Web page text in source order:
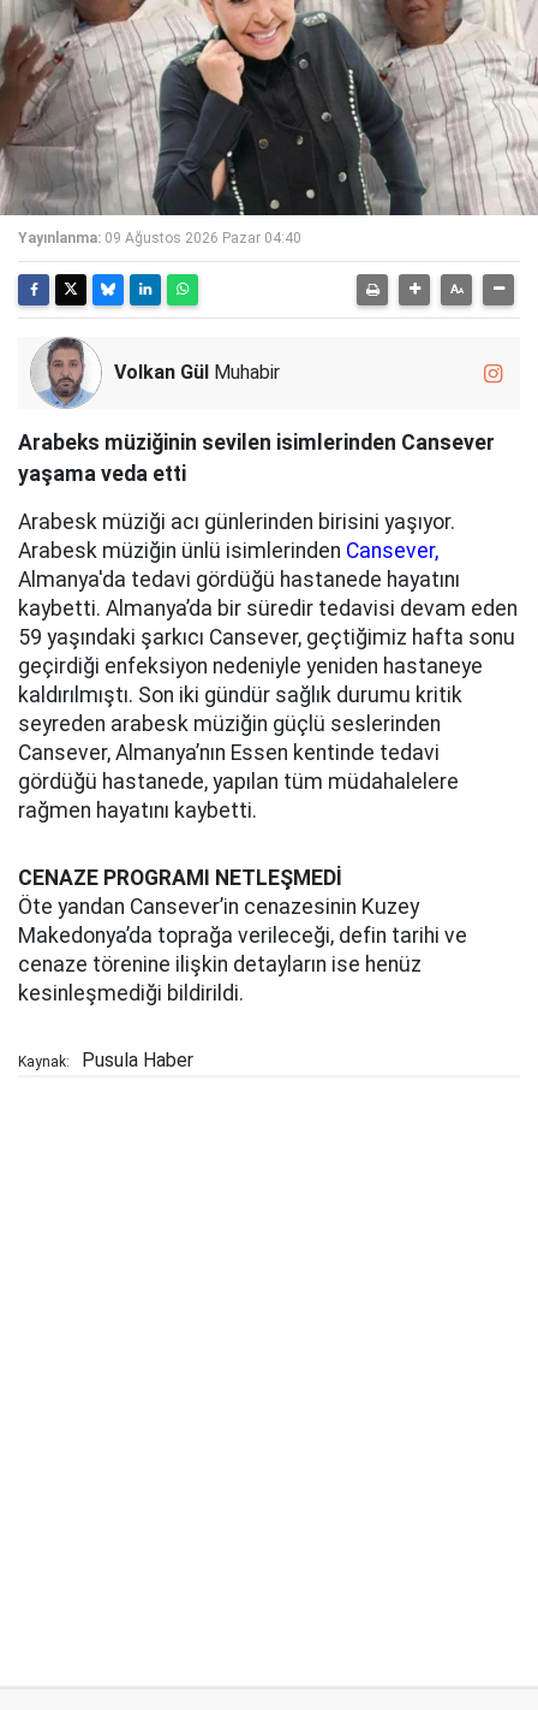
Yayınlanma: 09 Ağustos 2026 Pazar 04:40
Volkan Gül Muhabir
Arabeks müziğinin sevilen isimlerinden Cansever
yaşama veda etti
Arabesk müziği acı günlerinden birisini yaşıyor.
Arabesk müziğin ünlü isimlerinden Cansever,
Almanya'da tedavi gördüğü hastanede hayatını
kaybetti. Almanya’da bir süredir tedavisi devam eden
59 yaşındaki şarkıcı Cansever, geçtiğimiz hafta sonu
geçirdiği enfeksiyon nedeniyle yeniden hastaneye
kaldırılmıştı. Son iki gündür sağlık durumu kritik
seyreden arabesk müziğin güçlü seslerinden
Cansever, Almanya’nın Essen kentinde tedavi
gördüğü hastanede, yapılan tüm müdahalelere
rağmen hayatını kaybetti.
CENAZE PROGRAMI NETLEŞMEDİ
Öte yandan Cansever’in cenazesinin Kuzey
Makedonya’da toprağa verileceği, defin tarihi ve
cenaze törenine ilişkin detayların ise henüz
kesinleşmediği bildirildi.
Kaynak: Pusula Haber